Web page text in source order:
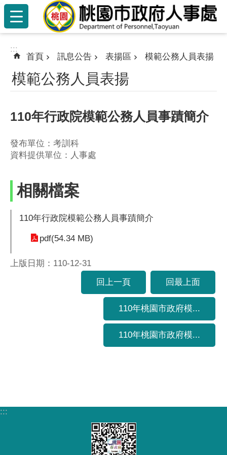
跳到主要內容區塊
:::
:::
首頁 訊息公告 表揚區 模範公務人員表揚
模範公務人員表揚
110年行政院模範公務人員事蹟簡介
發布單位：考訓科
資料提供單位：人事處
相關檔案
110年行政院模範公務人員事蹟簡介
pdf(54.34 MB)
上版日期：110-12-31
回上一頁
回最上面
110年桃園市政府模...
110年桃園市政府模...
:::